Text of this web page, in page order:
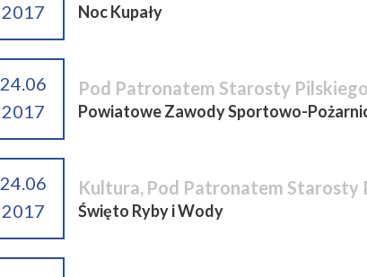
2017
Noc Kupały
24.06
2017
Pod Patronatem Starosty Pilskiego
Powiatowe Zawody Sportowo-
24.06
2017
Kultura, Pod Patronatem Starosty
Święto Ryby i Wody